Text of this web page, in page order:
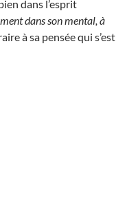
dans l’esprit
dans son mental, à
à sa pensée qui s’est